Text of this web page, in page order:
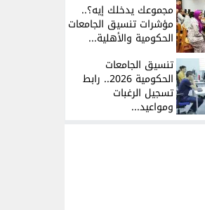
مجموعك يدخلك إيه؟..
مؤشرات تنسيق الجامعات
الحكومية والأهلية...
تنسيق الجامعات
الحكومية 2026.. رابط
تسجيل الرغبات
ومواعيد...